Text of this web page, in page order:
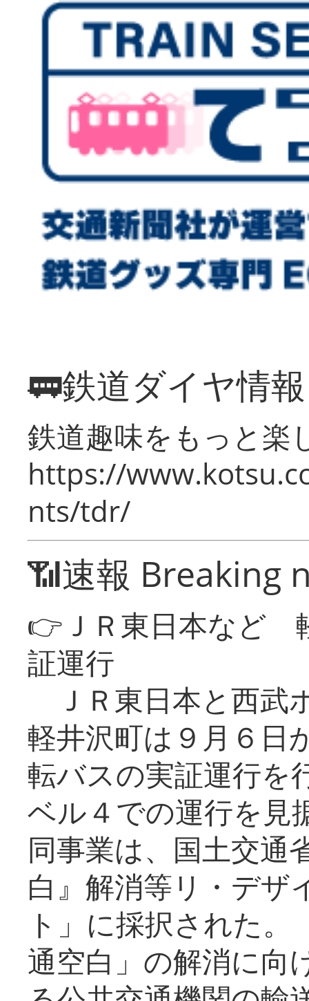
🚃鉄道ダイヤ情
鉄道趣味をもっと楽
https://
nts/tdr/
📶速報 Breaking
👉ＪＲ東日本など
証運行
ＪＲ東日本と西武
軽井沢町は９月６日
転バスの実証運行を
ベル４での運行を見
同事業は、国土交通
白』解消等リ・デザ
ト」に採択された
通空白」の解消に向